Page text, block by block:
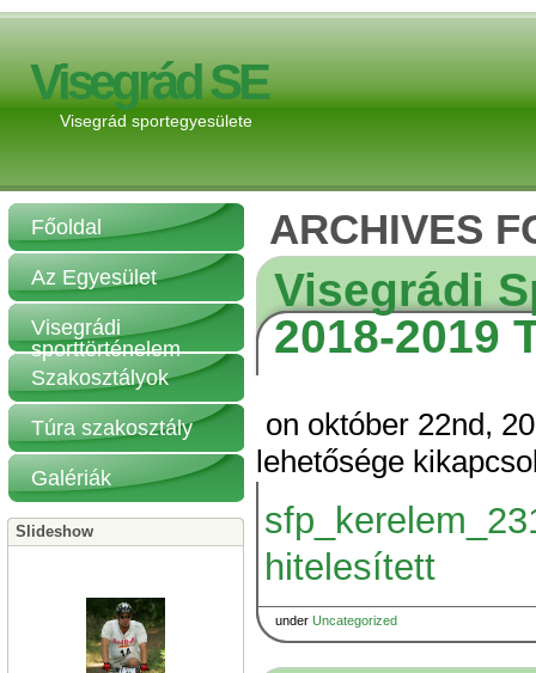
Visegrád SE
Visegrád sportegyesülete
ARCHIVES
Visegrádi
2018-2019
on október 22nd,
lehetősége
hitelesített
under Uncategorized
Főoldal
Az Egyesület
Visegrádi
sporttörténelem
Szakosztályok
Túra szakosztály
Galériák
Slideshow